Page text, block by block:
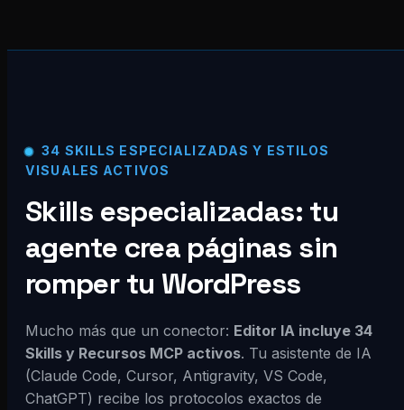
34 SKILLS ESPECIALIZADAS Y ESTILOS
VISUALES ACTIVOS
Skills especializadas: tu
agente crea páginas sin
romper tu WordPress
Mucho más que un conector: Editor IA incluye 34
Skills y Recursos MCP activos. Tu asistente de IA
(Claude Code, Cursor, Antigravity, VS Code,
ChatGPT) recibe los protocolos exactos de